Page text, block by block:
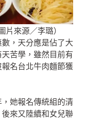
片來源／李璐）
，天分應是佔了大
苦學，雖然目前有
名台北牛肉麵節獲
她報名傳統組的清
來又陸續和女兒聯